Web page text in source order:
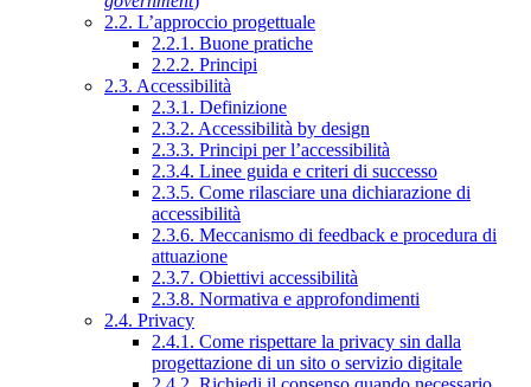
2.2. L’approccio progettuale
2.2.1. Buone pratiche
2.2.2. Principi
2.3. Accessibilità
2.3.1. Definizione
2.3.2. Accessibilità by design
2.3.3. Principi per l’accessibilità
2.3.4. Linee guida e criteri di successo
2.3.5. Come rilasciare una dichiarazione di
accessibilità
2.3.6. Meccanismo di feedback e procedura di
attuazione
2.3.7. Obiettivi accessibilità
2.3.8. Normativa e approfondimenti
2.4. Privacy
2.4.1. Come rispettare la privacy sin dalla
progettazione di un sito o servizio digitale